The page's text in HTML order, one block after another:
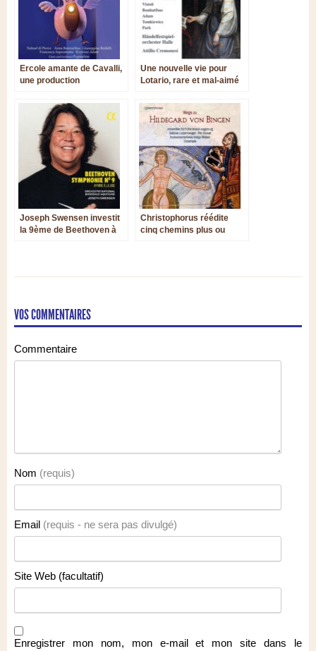
Ercole amante de Cavalli,
une production
Une nouvelle vie pour
Lotario, rare et mal-aimé
Joseph Swensen investit
la 9ème de Beethoven à
Christophorus réédite
cinq chemins plus ou
VOS COMMENTAIRES
Commentaire
Nom (requis)
Email (requis - ne sera pas divulgé)
Site Web (facultatif)
Enregistrer mon nom, mon e-mail et mon site dans le